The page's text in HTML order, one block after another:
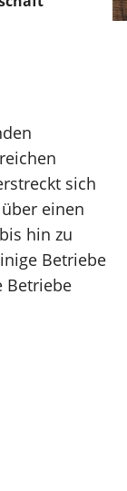
sich
einen
hin zu
Betriebe
Betriebe